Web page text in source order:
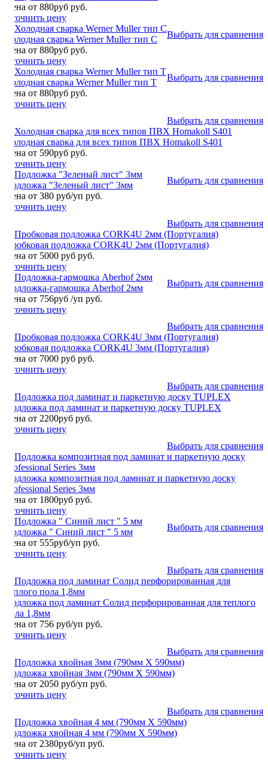
Цена от 880руб руб.
Уточнить цену
Выбрать для сравнения
Холодная сварка Werner Muller тип С
Цена от 880руб руб.
Уточнить цену
Выбрать для сравнения
Холодная сварка Werner Muller тип Т
Цена от 880руб руб.
Уточнить цену
Выбрать для сравнения
Холодная сварка для всех типов ПВХ Homakoll S401
Цена от 590руб руб.
Уточнить цену
Выбрать для сравнения
Подложка "Зеленый лист" 3мм
Цена от 380 руб/уп руб.
Уточнить цену
Выбрать для сравнения
Пробковая подложка CORK4U 2мм (Португалия)
Цена от 5000 руб руб.
Уточнить цену
Выбрать для сравнения
Подложка-гармошка Aberhof 2мм
Цена от 756руб /уп руб.
Уточнить цену
Выбрать для сравнения
Пробковая подложка CORK4U 3мм (Португалия)
Цена от 7000 руб руб.
Уточнить цену
Выбрать для сравнения
Подложка под ламинат и паркетную доску TUPLEX
Цена от 2200руб руб.
Уточнить цену
Выбрать для сравнения
Подложка композитная под ламинат и паркетную доску
Professional Series 3мм
Цена от 1800руб руб.
Уточнить цену
Выбрать для сравнения
Подложка " Синий лист " 5 мм
Цена от 555руб/уп руб.
Уточнить цену
Выбрать для сравнения
Подложка под ламинат Солид перфорированная для теплого
пола 1,8мм
Цена от 756 руб/уп руб.
Уточнить цену
Выбрать для сравнения
Подложка хвойная 3мм (790мм Х 590мм)
Цена от 2050 руб/уп руб.
Уточнить цену
Выбрать для сравнения
Подложка хвойная 4 мм (790мм Х 590мм)
Цена от 2380руб/уп руб.
Уточнить цену